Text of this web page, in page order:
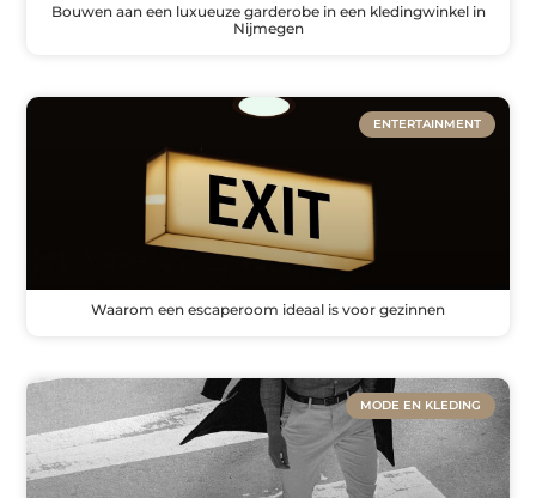
Bouwen aan een luxueuze garderobe in een kledingwinkel in
Nijmegen
ENTERTAINMENT
Waarom een escaperoom ideaal is voor gezinnen
MODE EN KLEDING